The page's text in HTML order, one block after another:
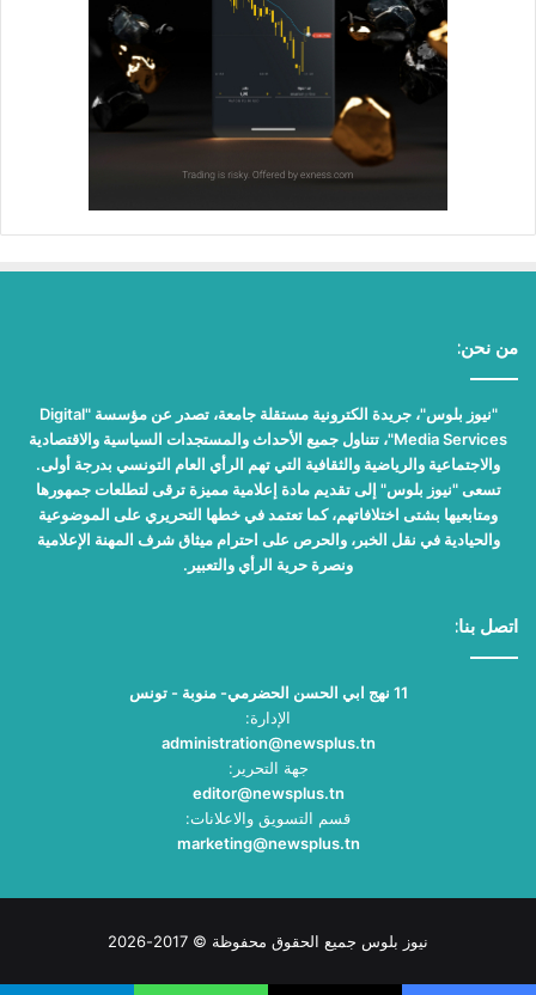
من نحن:
"نيوز بلوس"، جريدة الكترونية مستقلة جامعة، تصدر عن مؤسسة "Digital
Media Services"، تتناول جميع الأحداث والمستجدات السياسية والاقتصادية
والاجتماعية والرياضية والثقافية التي تهم الرأي العام التونسي بدرجة أولى.
تسعى "نيوز بلوس" إلى تقديم مادة إعلامية مميزة ترقى لتطلعات جمهورها
ومتابعيها بشتى اختلافاتهم، كما تعتمد في خطها التحريري على الموضوعية
والحيادية في نقل الخبر، والحرص على احترام ميثاق شرف المهنة الإعلامية
ونصرة حرية الرأي والتعبير.
اتصل بنا:
11 نهج ابي الحسن الحضرمي- منوبة - تونس
الإدارة:
administration@newsplus.tn
جهة التحرير:
editor@newsplus.tn
قسم التسويق والاعلانات:
marketing@newsplus.tn
نيوز بلوس جميع الحقوق محفوظة © 2017-2026